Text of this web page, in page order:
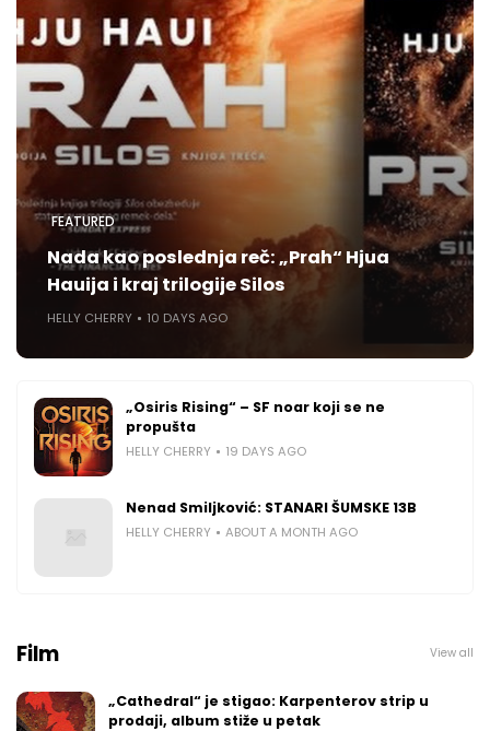
FEATURED
Nada kao poslednja reč: „Prah“ Hjua
Hauija i kraj trilogije Silos
HELLY CHERRY 10 DAYS AGO
„Osiris Rising“ – SF noar koji se ne
propušta
HELLY CHERRY 19 DAYS AGO
Nenad Smiljković: STANARI ŠUMSKE 13B
HELLY CHERRY ABOUT A MONTH AGO
Film View all
„Cathedral“ je stigao: Karpenterov strip u
prodaji, album stiže u petak